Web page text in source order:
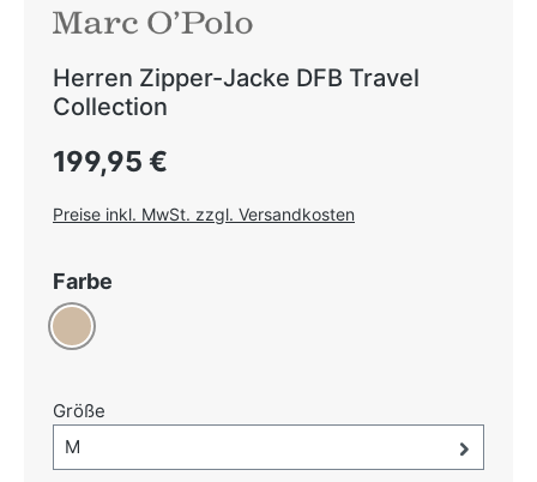
Herren Zipper-Jacke DFB Travel
Collection
Regulärer Preis:
199,95 €
Preise inkl. MwSt. zzgl. Versandkosten
Farbe
Taupe
Größe
Größe-Auswahl öffnen, aktuell ausgewählt:
M